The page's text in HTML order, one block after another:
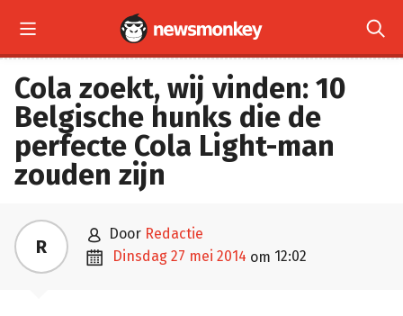
 
Cola zoekt, wij vinden: 10
Belgische hunks die de
perfecte Cola Light-man
zouden zijn
R  door Redactie
 dinsdag 27 mei 2014 om 12:02